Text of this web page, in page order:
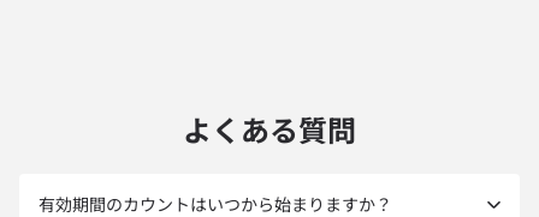
よくある質問
有効期間のカウントはいつから始まりますか？